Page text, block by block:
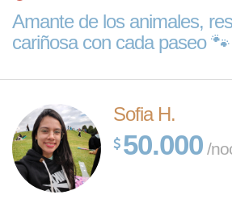
Amante de los animales,
cariñosa con cada paseo 🐾
Sofia H.
50.000 /